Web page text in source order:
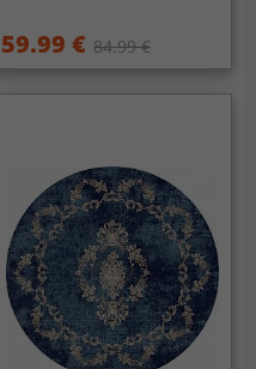
59.99 € 84.99 €